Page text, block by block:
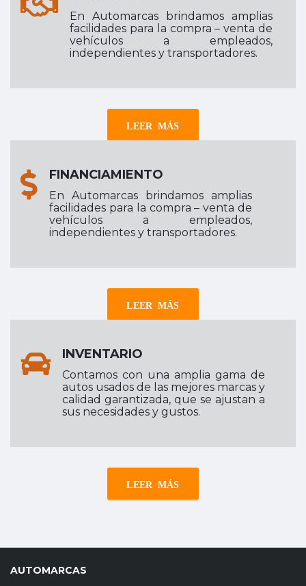
En Automarcas brindamos amplias
facilidades para la compra – venta de
vehículos a empleados,
independientes y transportadores.
LEER MÁS
FINANCIAMIENTO
En Automarcas brindamos amplias
facilidades para la compra – venta de
vehículos a empleados,
independientes y transportadores.
LEER MÁS
INVENTARIO
Contamos con una amplia gama de
autos usados de las mejores marcas y
calidad garantizada, que se ajustan a
sus necesidades y gustos.
LEER MÁS
AUTOMARCAS